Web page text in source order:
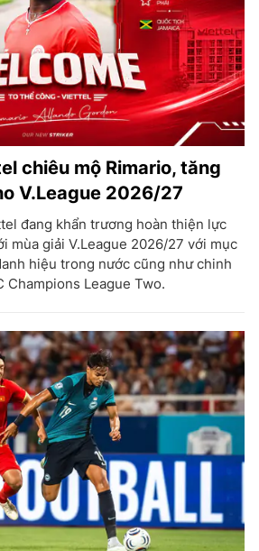
chiêu mộ Rimario, tăng
V.League 2026/27
đang khẩn trương hoàn thiện lực
mùa giải V.League 2026/27 với mục
hiệu trong nước cũng như chinh
Champions League Two.